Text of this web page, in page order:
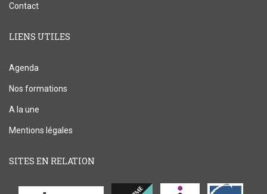
Contact
LIENS UTILES
Agenda
Nos formations
A la une
Mentions légales
SITES EN RELATION